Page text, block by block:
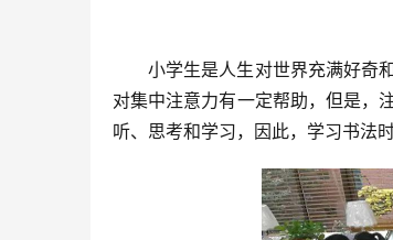
小学生是人生对世界充满好奇
对集中注意力有一定帮助，但是，
听、思考和学习，因此，学习书法